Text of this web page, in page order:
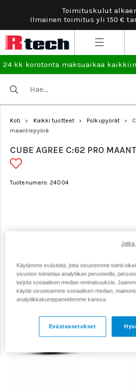
Toimituskulut
Ilmainen toimitus yli 150 €
24 kk korotonta maksuaikaa
Koti > Kaikki tuotteet > Polkupyörät >
maantiepyörä
CUBE AGREE C:62 PRO
Tuotenumero: 24004
Käytämme evästeitä, jotta sivustomme toimii
sivuston toimintaa analytiikan perusteella,
tarjota sosiaalisen median ominaisuuksia.
käytät sivustoamme sosiaalisen median,
analytiikkakumppaneidemme kanssa.
Evästeasetukset
Jatka